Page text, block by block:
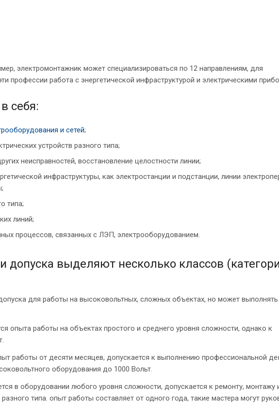
электромонтажник может специализироваться по 12 направлениям, для
профессии работа с энергетической инфраструктурой и электрическими
себя:
и сетей;
устройств разного типа;
неисправностей, восстановление целостности линии;
инфраструктуры, как электростанции и подстанции, линии
типа;
линий;
процессов, связанных с ЛЭП, электрооборудованием.
допуска выделяют несколько классов
для работы на высоковольтных, сложных объектах, но может выполнять
опыта работы на объектах простого и среднего уровня сложности, однако к
работы от десяти месяцев, допускается к выполнению профессиональной
оборудования до 1000 Вольт.
в оборудовании любого уровня сложности, допускается к ремонту, монтажу
типа. опыт работы составляет от одного года, такие мастера могут